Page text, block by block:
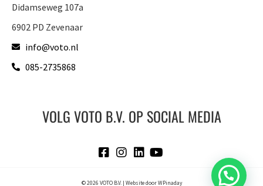
Didamseweg 107a
6902 PD Zevenaar
info@voto.nl
085-2735868
VOLG VOTO B.V. OP SOCIAL MEDIA
© 2026 VOTO B.V. | Website doorWPinaday